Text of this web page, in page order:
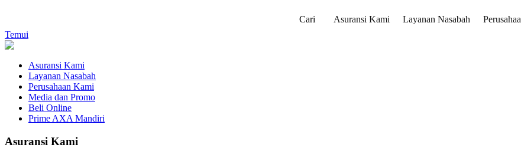
Cari Asuransi Kami Layanan Nasabah
Temui
Asuransi Kami
Layanan Nasabah
Perusahaan Kami
Media dan Promo
Beli Online
Prime AXA Mandiri
Asuransi Kami